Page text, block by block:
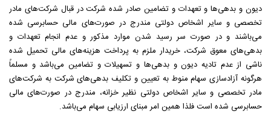
دیون و بدهی‌ها و تعهدات و تضامین صادر شده شرکت در قبال شرکت‌های مادر
تخصصی و سایر اشخاص دولتی مندرج در صورت‌های مالی حسابرسی شده
می‌باشند و در صورت سر رسید شدن موارد مذکور و عدم انجام تعهدات و
بدهی‌های معوق شرکت، خریدار ملزم به پرداخت هزینه‌های مالی تحمیل شده
ناشی از عدم تادیه دیون و بدهی‌ها و تسهیلات و تضامین می‌باشد و مسلماً
هرگونه آزادسازی سهام منوط به تعیین و تکلیف بدهی‌های شرکت به شرکت‌های
مادر تخصصی و سایر اشخاص دولتی نظیر خزانه، مندرج در صورت‌های مالی
حسابرسی شده است فلذا همین امر مبنای ارزیابی سهام می‌باشد.